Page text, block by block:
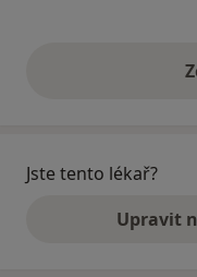
Jste tento lékař?
Upravit